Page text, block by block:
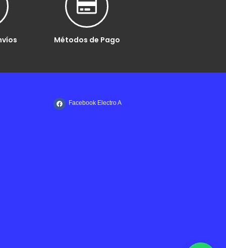
Métodos de Pago
Facebook Electro A